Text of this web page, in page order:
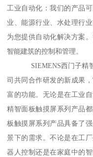
工业自动化：我们的产品
业、能源行业、水处理行
为您提供自动化解决方案
智能建筑的控制和管理。
SIEMENS西门子精智
司共同合作研发的新成果
富的功能。无论是在工业
精智面板触摸屏系列产品
板触摸屏系列产品具备了
景下的需求。不论是在工
器人控制还是在家庭中的